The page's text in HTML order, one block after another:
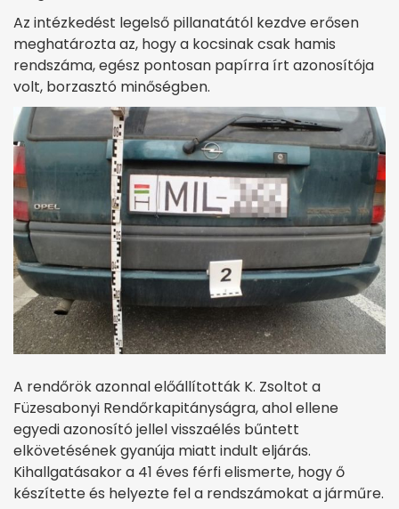
Az intézkedést legelső pillanatától kezdve erősen
meghatározta az, hogy a kocsinak csak hamis
rendszáma, egész pontosan papírra írt azonosítója
volt, borzasztó minőségben.
A rendőrök azonnal előállították K. Zsoltot a
Füzesabonyi Rendőrkapitányságra, ahol ellene
egyedi azonosító jellel visszaélés bűntett
elkövetésének gyanúja miatt indult eljárás.
Kihallgatásakor a 41 éves férfi elismerte, hogy ő
készítette és helyezte fel a rendszámokat a járműre.